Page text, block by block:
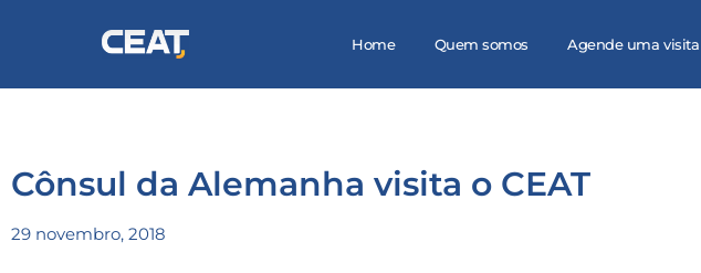
Home Quem somos Agende uma visita
Cônsul da Alemanha visita o CEAT
29 novembro, 2018